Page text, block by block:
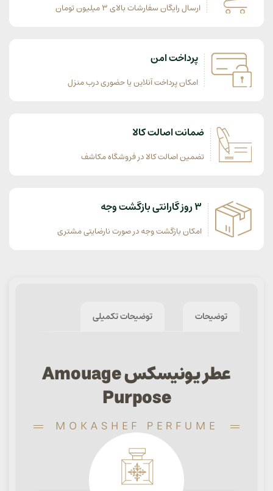
ارسال رایگان سفارشات بالای 3 میلیون تومان
پرداخت امن
امکان پرداخت آنلاین یا حضوری درب منزل
ضمانت اصالت کالا
تضمین اصالت کالا در فروشگاه مکاشف
3 روز گارانتی بازگشت وجه
امکان بازگشت وجه در صورت نارضایتی مشتری
توضیحات توضیحات تکمیلی
عطر یونیسکس Amouage
Purpose
MOKASHEF PERFUME